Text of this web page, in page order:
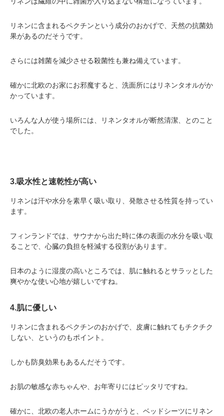
リネンに含まれるペクチンという成分のおかげで、天然の抗菌効
果があるのだそうです。
さらには雑菌を減少させる殺菌性も兼ね備えています。
確かに北欧のお家にお邪魔すると、洗面所にはリネンタオルがか
かっています。
いろんな人が使う場所には、リネンタオルが断然清潔、とのこと
でした。
3.吸水性と速乾性が高い
リネンは汗や水分を素早く吸い取り、発散させる性質を持ってい
ます。
フィンランドでは、サウナから出た時に体の表面の水分を吸い取
ることで、心臓の負担を軽減する役割があります。
日本のように湿度の高いところでは、肌に触れるとサラッとした
爽やかな使い心地が嬉しいですね。
4.肌に優しい
リネンに含まれるペクチンのおかげで、皮膚に触れてもチクチク
しない、というのもポイント。
しかも防臭効果もあるんだそうです。
お肌の敏感な赤ちゃんや、お年寄りにはピッタリですね。
確かに、北欧の老人ホームにうかがうと、ベッドシーツにリネン